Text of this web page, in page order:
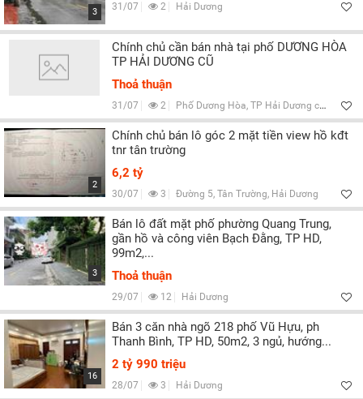
3 31/07 2 Hải Dương
Chính chủ cần bán nhà tại phố DƯƠNG HÒA
TP HẢI DƯƠNG CŨ
Thoả thuận
31/07 2 Phố Dương Hòa, TP Hải Dương cũ
2
Chính chủ bán lô góc 2 mặt tiền view hồ kđt
tnr tân trường
6,2 tỷ
30/07 3 Đường 5, Tân Trường, Hải Dương
3
Bán lô đất mặt phố phường Quang Trung,
gần hồ và công viên Bạch Đằng, TP HD,
99m2,...
Thoả thuận
29/07 12 Hải Dương
16
Bán 3 căn nhà ngõ 218 phố Vũ Hựu, ph
Thanh Bình, TP HD, 50m2, 3 ngủ, hướng...
2 tỷ 990 triệu
28/07 3 Hải Dương